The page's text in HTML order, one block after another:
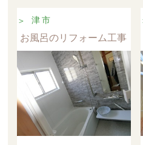
津市
お風呂のリフォーム工事